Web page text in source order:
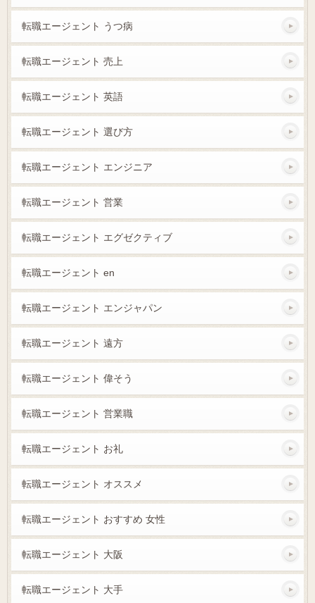
転職エージェント うつ病
転職エージェント 売上
転職エージェント 英語
転職エージェント 選び方
転職エージェント エンジニア
転職エージェント 営業
転職エージェント エグゼクティブ
転職エージェント en
転職エージェント エンジャパン
転職エージェント 遠方
転職エージェント 偉そう
転職エージェント 営業職
転職エージェント お礼
転職エージェント オススメ
転職エージェント おすすめ 女性
転職エージェント 大阪
転職エージェント 大手